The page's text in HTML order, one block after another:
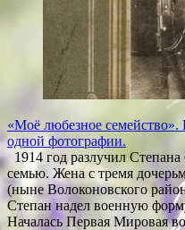
«Моё любезное
одной фотографии.
1914 год разлучил
семью. Жена с тремя
(ныне Волоконовского
Степан надел военную
Началась Первая Мировая